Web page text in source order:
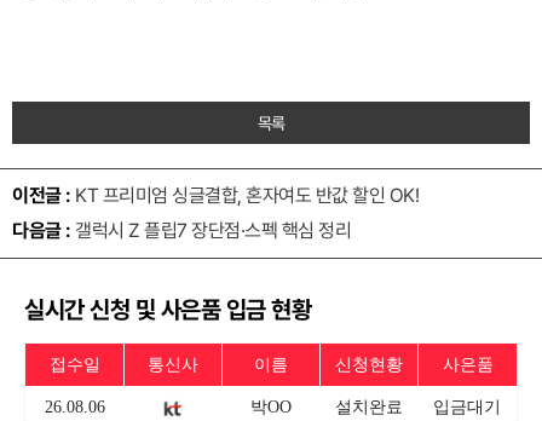
목록
이전글 : KT 프리미엄 싱글결합, 혼자여도 반값 할인 OK!
다음글 : 갤럭시 Z 플립7 장단점·스펙 핵심 정리
실시간 신청 및 사은품 입금 현황